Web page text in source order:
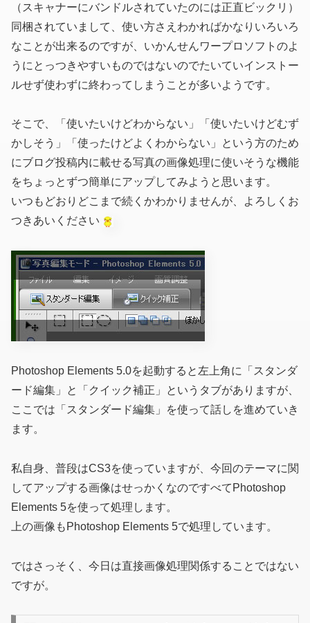
（スキャナーにバンドルされていたのには正直ビックリ）
同梱されていまして、使い方さえわかればかなりいろいろ
なことが出来るのですが、いかんせんワープロソフトのよ
うにとっつきやすいものではないのでたいていインストー
ルせず使わずに終わってしまうことが多いようです。
そこで、「使いたいけどわからない」「使いたいけどむず
かしそう」「使ったけどよくわからない」という方のため
にブログ投稿内に載せる写真の画像処理に使いそうな機能
をちょっとずつ簡単にアップしてみようと思います。
いつもどおりどこまで続くかわかりませんが、よろしくお
つきあいください
Photoshop Elements 5.0を起動すると左上角に「スタンダ
ード編集」と「クイック補正」というタブがありますが、
ここでは「スタンダード編集」を使って話しを進めていき
ます。
私自身、普段はCS3を使っていますが、今回のテーマに関
してアップする画像はせっかくなのですべてPhotoshop
Elements 5を使って処理します。
上の画像もPhotoshop Elements 5で処理しています。
ではさっそく、今日は直接画像処理関係することではない
ですが。